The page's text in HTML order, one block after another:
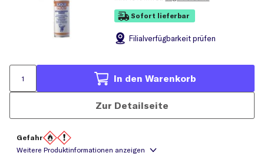
Sofort lieferbar
Filialverfügbarkeit prüfen
In den Warenkorb
Zur Detailseite
Gefahr